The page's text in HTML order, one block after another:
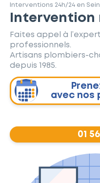
Interventions 24h/24 en
Intervention
Faites appel à
professionnels.
Artisans plombiers-
depuis 1985.
avec nos
01